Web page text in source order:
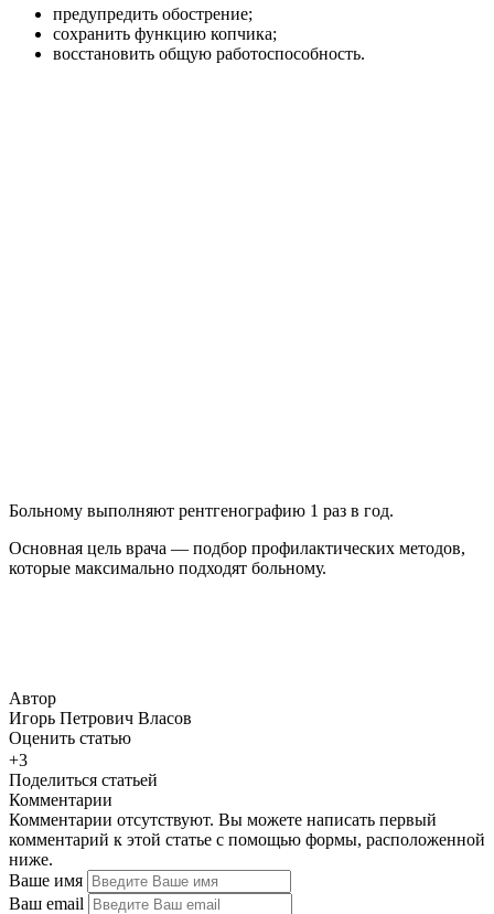
предупредить обострение;
сохранить функцию копчика;
восстановить общую работоспособность.
Больному выполняют рентгенографию 1 раз в год.
Основная цель врача — подбор профилактических методов,
которые максимально подходят больному.
Автор
Игорь Петрович Власов
Оценить статью
+3
Поделиться статьей
Комментарии
Комментарии отсутствуют. Вы можете написать первый
комментарий к этой статье с помощью формы, расположенной
ниже.
Ваше имя
Ваш email